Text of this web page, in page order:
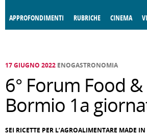
APPROFONDIMENTI
E SPETTACOLI POLITICA
RUBRICHE
DELLE IDEE FATTI DELLO SPIRITO CCCVA
CINEMA
17 GIUGNO 2022 ENOGASTRONOMIA
6° Forum Food
Bormio 1a
SEI RICETTE PER L’AGROALIMENTARE